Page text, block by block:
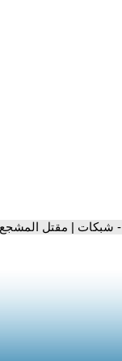
- شبكات | مقتل المشجع